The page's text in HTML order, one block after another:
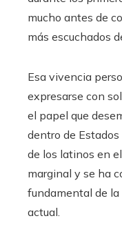
mucho antes de
más escuchados
Esa vivencia
expresarse con
el papel que
dentro de
de los latinos en
marginal y se ha
fundamental de
actual.